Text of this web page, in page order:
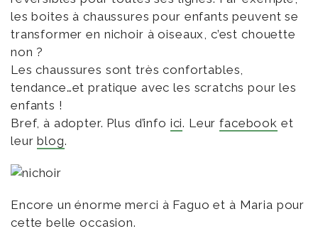
les boites à chaussures pour enfants peuvent se
transformer en nichoir à oiseaux, c’est chouette
non ?
Les chaussures sont très confortables,
tendance…et pratique avec les scratchs pour les
enfants !
Bref, à adopter. Plus d’info ici. Leurfacebook et
leurblog.
Encore un énorme merci à Faguo et à Maria pour
cette belle occasion.